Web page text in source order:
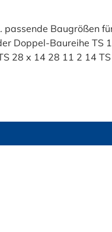
Baugrößen